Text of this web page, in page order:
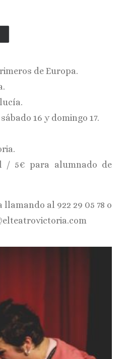
de Europa.
16 y domingo 17.
/ 5€ para alumnado de
al 922 29 05 78 o